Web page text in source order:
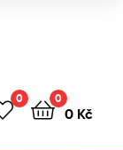
0 0
0 Kč